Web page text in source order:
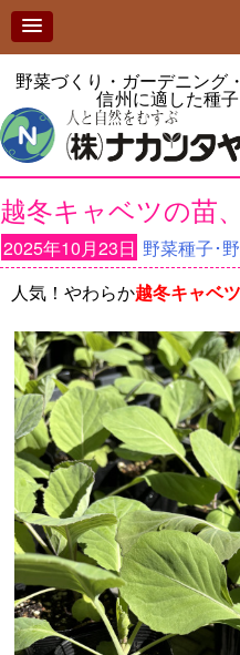
野菜づくり・ガーデニング
信州に適した種
越冬キャベツの苗
2025年10月23日 野菜種子･
人気！やわらか越冬キャベ